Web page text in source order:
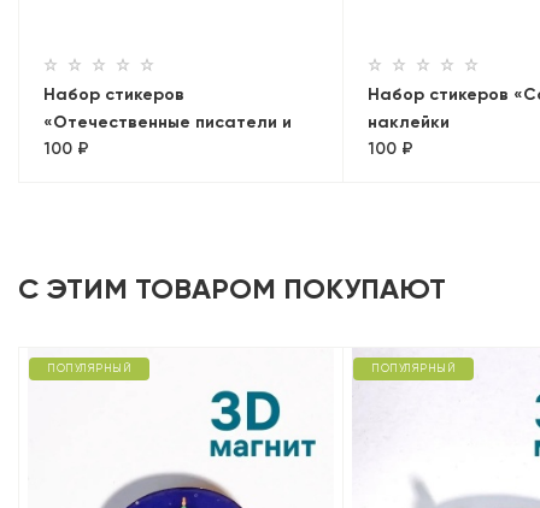
Набор стикеров
«Отечественные писатели и
поэты» 2, наклейки
100 ₽
Набор стикеров
наклейки
100 ₽
С ЭТИМ ТОВАРОМ ПОКУПАЮТ
ПОПУЛЯРНЫЙ ПОПУЛЯРНЫЙ